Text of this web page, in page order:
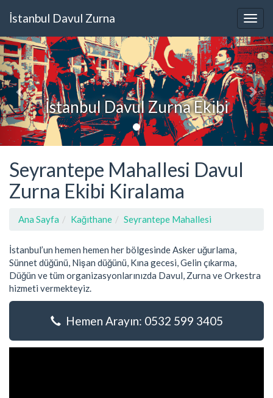
İstanbul Davul Zurna
İstanbul Davul Zurna Ekibi
Seyrantepe Mahallesi Davul
Zurna Ekibi Kiralama
Ana Sayfa Kağıthane Seyrantepe Mahallesi
İstanbul’un hemen hemen her bölgesinde Asker uğurlama,
Sünnet düğünü, Nişan düğünü, Kına gecesi, Gelin çıkarma,
Düğün ve tüm organizasyonlarınızda Davul, Zurna ve Orkestra
hizmeti vermekteyiz.
Hemen Arayın: 0532 599 3405